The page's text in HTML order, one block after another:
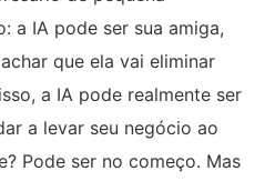
a IA pode ser sua amiga,
que ela vai eliminar
a IA pode realmente ser
a levar seu negócio ao
Pode ser no começo. Mas